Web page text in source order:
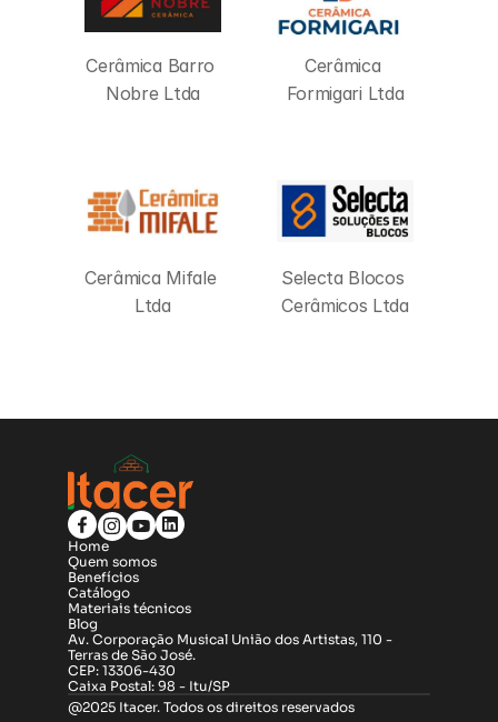
Cerâmica Barro
Nobre Ltda
Cerâmica
Formigari Ltda
Cerâmica Mifale
Ltda
Selecta Blocos
Cerâmicos Ltda
@2025 Itacer. Todos os direitos reservados
Quem somos
Home
Benefícios
Catálogo
Materiais técnicos
Blog
Av. Corporação Musical União dos Artistas, 110 -
Terras de São José.
CEP: 13306-430
Caixa Postal: 98 - Itu/SP